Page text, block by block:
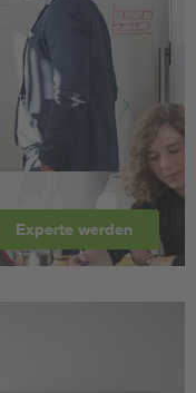
Experte werden